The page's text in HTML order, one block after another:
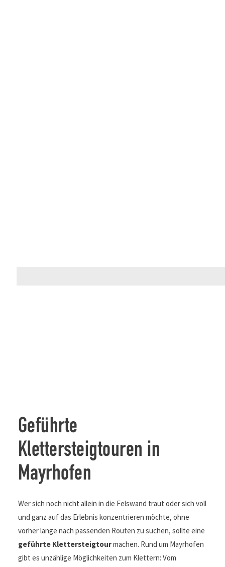
Geführte
Klettersteigtouren in
Mayrhofen
Wer sich noch nicht allein in die Felswand traut oder sich voll
und ganz auf das Erlebnis konzentrieren möchte, ohne
vorher lange nach passenden Routen zu suchen, sollte eine
geführte Klettersteigtourmachen. Rund um Mayrhofen
gibt es unzählige Möglichkeiten zum Klettern: Vom